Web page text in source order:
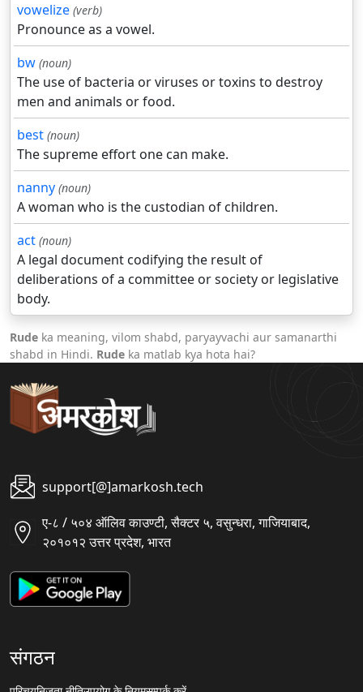
vowelize (verb)
Pronounce as a vowel.
bw (noun)
The use of bacteria or viruses or toxins to destroy
men and animals or food.
best (noun)
The supreme effort one can make.
nanny (noun)
A woman who is the custodian of children.
act (noun)
A legal document codifying the result of
deliberations of a committee or society or legislative
body.
Rude ka meaning, vilom shabd, paryayvachi aur samanarthi
shabd in Hindi. Rude ka matlab kya hota hai?
support[@]amarkosh.tech
ए-८ / ५०४ ऑलिव काउण्टी, सैक्टर ५, वसुन्धरा, गाजियाबाद,
२०१०१२ उत्तर प्रदेश, भारत
संगठन